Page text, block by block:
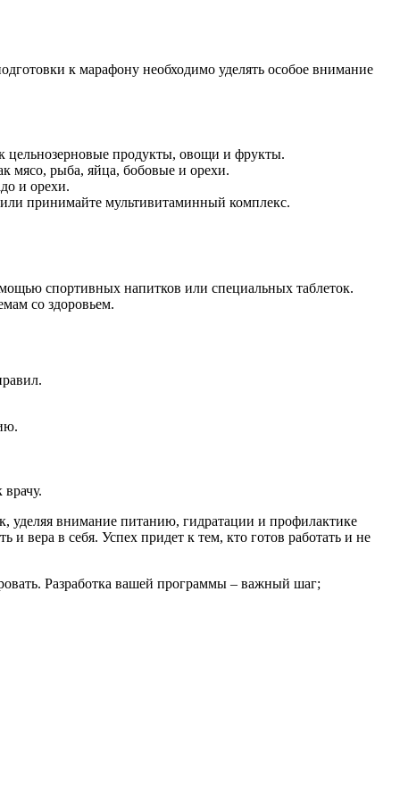
к марафону необходимо уделять особое внимание
цельнозерновые продукты, овощи и фрукты.
мясо, рыба, яйца, бобовые и орехи.
и орехи.
принимайте мультивитаминный комплекс.
спортивных напитков или специальных таблеток.
со здоровьем.
уделяя внимание питанию, гидратации и профилактике
вера в себя. Успех придет к тем, кто готов работать и не
Разработка вашей программы – важный шаг;